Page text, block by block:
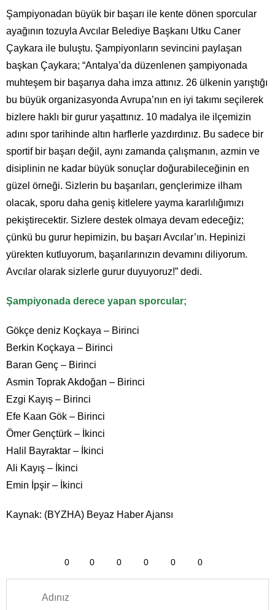
Şampiyonadan büyük bir başarı ile kente dönen sporcular
ayağının tozuyla Avcılar Belediye Başkanı Utku Caner
Çaykara ile buluştu. Şampiyonların sevincini paylaşan
başkan Çaykara; “Antalya’da düzenlenen şampiyonada
muhteşem bir başarıya daha imza attınız. 26 ülkenin yarıştığı
bu büyük organizasyonda Avrupa’nın en iyi takımı seçilerek
bizlere haklı bir gurur yaşattınız. 10 madalya ile ilçemizin
adını spor tarihinde altın harflerle yazdırdınız. Bu sadece bir
sportif bir başarı değil, aynı zamanda çalışmanın, azmin ve
disiplinin ne kadar büyük sonuçlar doğurabileceğinin en
güzel örneği. Sizlerin bu başarıları, gençlerimize ilham
olacak, sporu daha geniş kitlelere yayma kararlılığımızı
pekiştirecektir. Sizlere destek olmaya devam edeceğiz;
çünkü bu gurur hepimizin, bu başarı Avcılar’ın. Hepinizi
yürekten kutluyorum, başarılarınızın devamını diliyorum.
Avcılar olarak sizlerle gurur duyuyoruz!” dedi.
Şampiyonada derece yapan sporcular;
Gökçe deniz Koçkaya – Birinci
Berkin Koçkaya – Birinci
Baran Genç – Birinci
Asmin Toprak Akdoğan – Birinci
Ezgi Kayış – Birinci
Efe Kaan Gök – Birinci
Ömer Gençtürk – İkinci
Halil Bayraktar – İkinci
Ali Kayış – İkinci
Emin İpşir – İkinci
Kaynak: (BYZHA) Beyaz Haber Ajansı
0 0 0 0 0 0